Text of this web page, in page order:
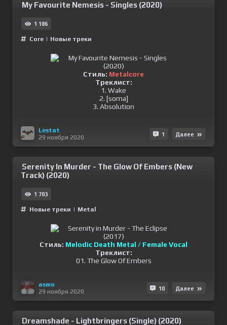
My Favourite Nemesis - Singles (2020)
1 186
Сore | Новые треки
Стиль: Metalcore
Треклист:
1. Wake
2. [soma]
3. Absolution
Lestat
29 ноября 2020
1 Далее
Serenity In Murder - The Glow Of Embers (New
Track) (2020)
1 703
Новые треки | Metal
Стиль: Melodic Death Metal / Female Vocal
Треклист:
01. The Glow Of Embers
asmo
29 ноября 2020
10 Далее
Dreamshade - Lightbringers (Single) (2020)